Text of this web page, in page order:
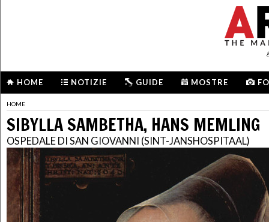
HOME NOTIZIE GUIDE MOSTRE
HOME
SIBYLLA SAMBETHA, HANS MEMLING
OSPEDALE DI SAN GIOVANNI (SINT-JANSHOSPITAAL)